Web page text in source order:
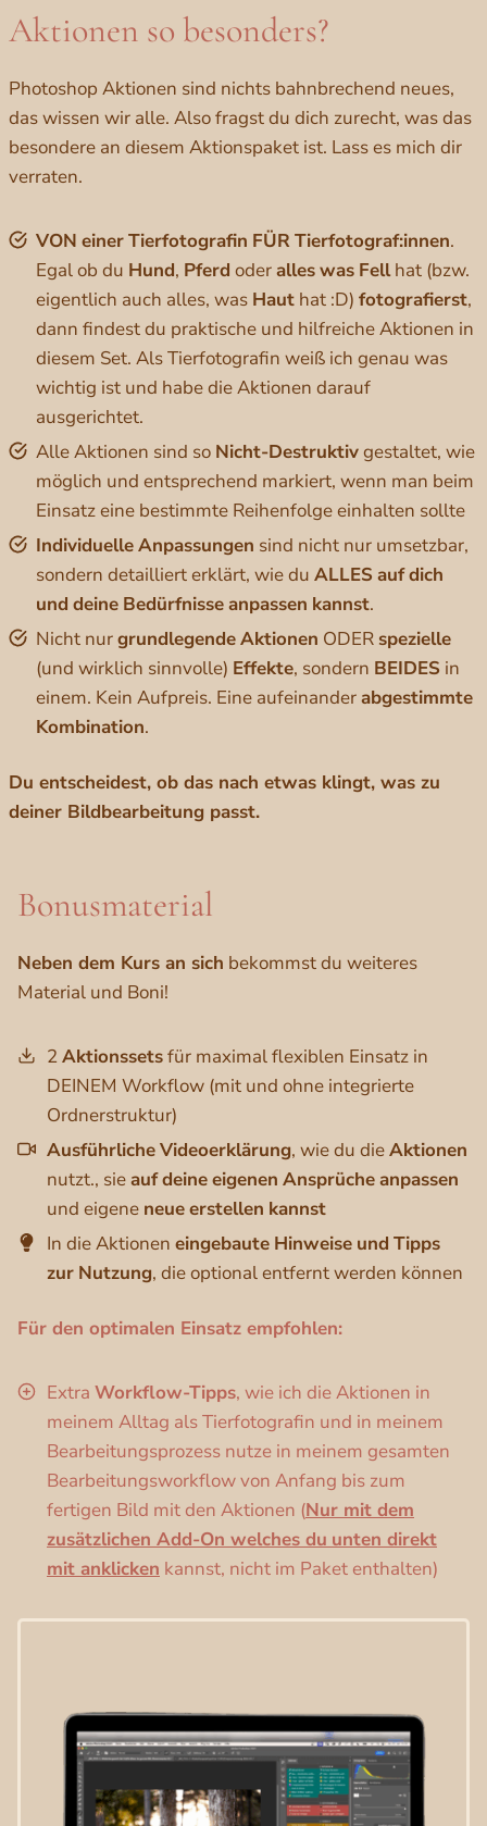
Aktionen so besonders?
Photoshop Aktionen sind nichts bahnbrechend neues,
das wissen wir alle. Also fragst du dich zurecht, was das
besondere an diesem Aktionspaket ist. Lass es mich dir
verraten.
VON einerTierfotografin FÜR Tierfotograf:innen.
Egal ob du Hund, Pferd oderalleswas Fellhat (bzw.
eigentlich auch alles, was Haut hat :D) fotografierst,
dann findest du praktische und hilfreiche Aktionen in
diesem Set. Als Tierfotografin weiß ich genau was
wichtig ist und habe die Aktionen darauf
ausgerichtet.
Alle Aktionen sind so Nicht-Destruktivgestaltet, wie
möglich und entsprechend markiert, wenn man beim
Einsatz eine bestimmte Reihenfolge einhalten sollte
IndividuelleAnpassungen sind nicht nur umsetzbar,
sondern detailliert erklärt, wie du ALLES aufdich
und deine Bedürfnisseanpassen kannst.
Nicht nurgrundlegendeAktionen ODER spezielle
(und wirklich sinnvolle) Effekte, sondern BEIDES in
einem. Kein Aufpreis. Eine aufeinanderabgestimmte
Kombination.
Du entscheidest, ob das nach etwas klingt, was zu
deiner Bildbearbeitung passt.
Bonusmaterial
Neben dem Kurs an sich bekommst du weiteres
Material und Boni!
2Aktionssetsfür maximal flexiblen Einsatz in
DEINEM Workflow (mit und ohne integrierte
Ordnerstruktur)
AusführlicheVideoerklärung, wie du dieAktionen
nutzt., sieaufdeineeigenen Ansprücheanpassen
und eigene neueerstellen kannst
In die Aktionen eingebaute Hinweise und Tipps
zur Nutzung, die optional entfernt werden können
Für den optimalen Einsatz empfohlen:
Extra Workflow-Tipps, wie ich die Aktionen in
meinem Alltag als Tierfotografin und in meinem
Bearbeitungsprozess nutze in meinem gesamten
Bearbeitungsworkflow von Anfang bis zum
fertigen Bild mit den Aktionen (Nur mit dem
zusätzlichen Add-On welches du unten direkt
mit anklicken kannst, nicht im Paket enthalten)